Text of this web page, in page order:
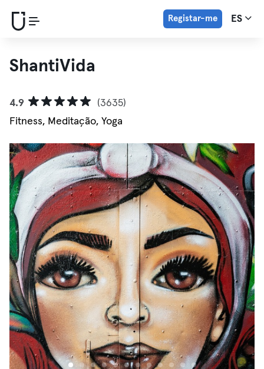
Registar-me ES
ShantiVida
4.9
(3635)
Fitness, Meditação, Yoga